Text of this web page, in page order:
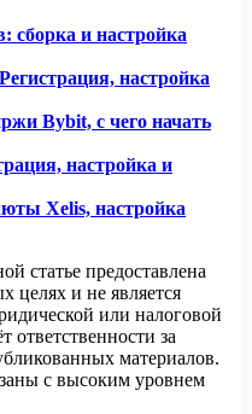
сборка и настройка
настройка
Bybit, с чего начать
настройка и
Xelis, настройка
статье предоставлена
целях и не является
или налоговой
ответственности за
материалов.
с высоким уровнем